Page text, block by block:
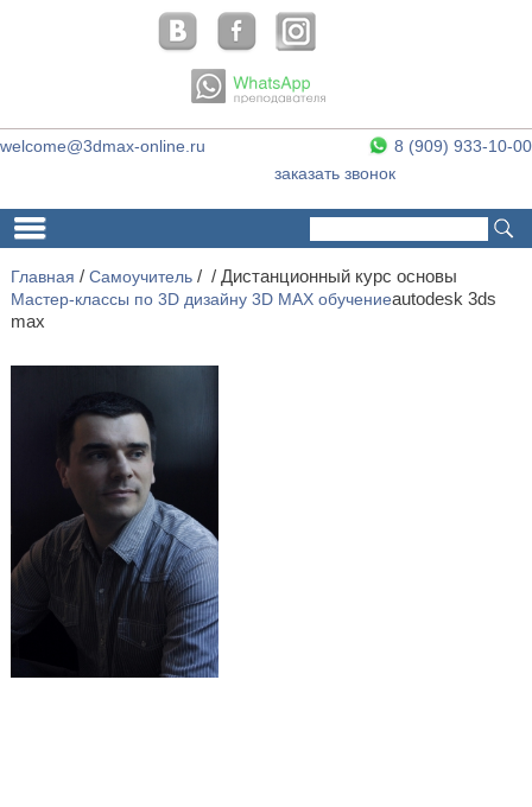
welcome@3dmax-online.ru
8 (909) 933-10-00
заказать звонок
Главная / Самоучитель/
Мастер-классы по 3D дизайну 3D MAX обучение
/ Дистанционный курс основы
autodesk 3ds
max